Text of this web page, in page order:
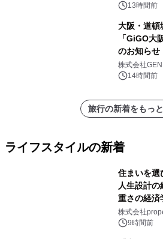
森」の握り
13時間前
大阪・道頓
「GiGO大
のお知らせ
株式会社
14時間前
旅行の新着をもっ
ライフスタイルの新着
住まいを選
人生設計
重さの経
PropTech
PropTech-
株式会社
9時間前